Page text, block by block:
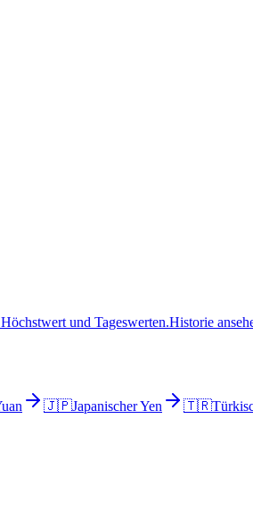
und Tageswerten.Historie
🇯🇵Japanischer Yen 🇹🇷